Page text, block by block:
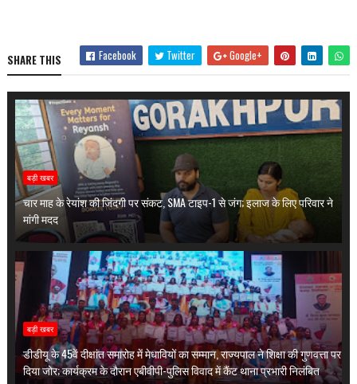
SHARE THIS Facebook Twitter Google+
बड़ी खबर
चार माह के रेयांश की जिंदगी पर संकट, SMA टाइप-1 से जंग; इलाज के लिए परिवार ने
मांगी मदद
बड़ी खबर
डीडीयू के 45वें दीक्षांत समारोह में मेधावियों का सम्मान, राज्यपाल ने शिक्षा की गुणवत्ता पर
दिया जोर; कार्यक्रम के दौरान एबीवीपी-पुलिस विवाद में कैंट थाना प्रभारी निलंबित